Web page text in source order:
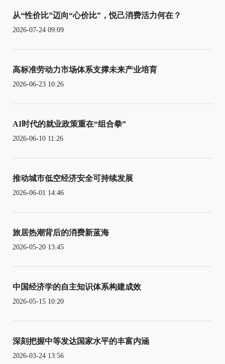
从“性价比”迈向“心价比”，悦己消费活力何在？
2026-07-24 09:09
高标准劳动力市场体系支撑未来产业培育
2026-06-23 10:26
AI时代的就业政策重在“组合拳”
2026-06-10 11:26
推动城市低空经济安全可持续发展
2026-06-01 14:46
旅居热潮背后的消费新蓝海
2026-05-20 13:45
中国经济学的自主知识体系构建成效
2026-05-15 10:20
深刻把握中等发达国家水平的丰富内涵
2026-03-24 13:56